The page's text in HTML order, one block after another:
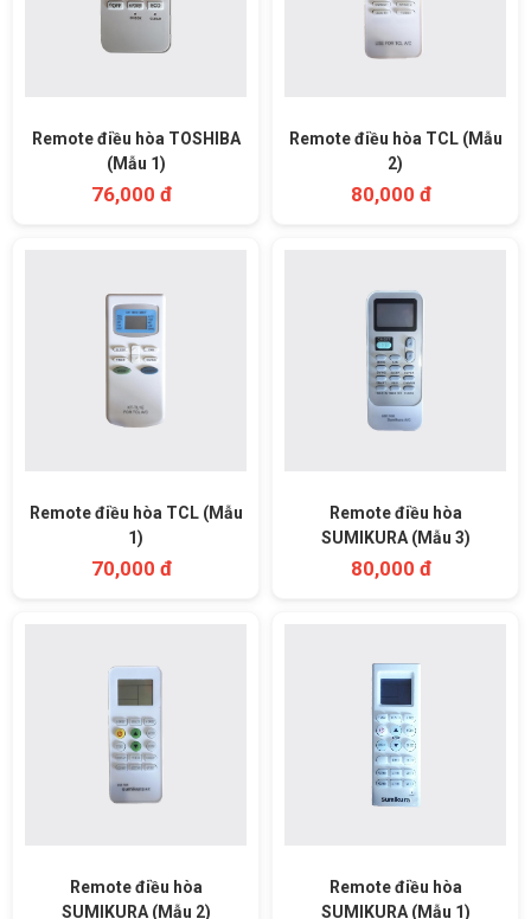
Remote điều hòa TOSHIBA
(Mẫu 1)
76,000 đ
Remote điều hòa TCL (Mẫu
2)
80,000 đ
Remote điều hòa TCL (Mẫu
1)
70,000 đ
Remote điều hòa
SUMIKURA (Mẫu 3)
80,000 đ
Remote điều hòa
SUMIKURA (Mẫu 2)
Remote điều hòa
SUMIKURA (Mẫu 1)